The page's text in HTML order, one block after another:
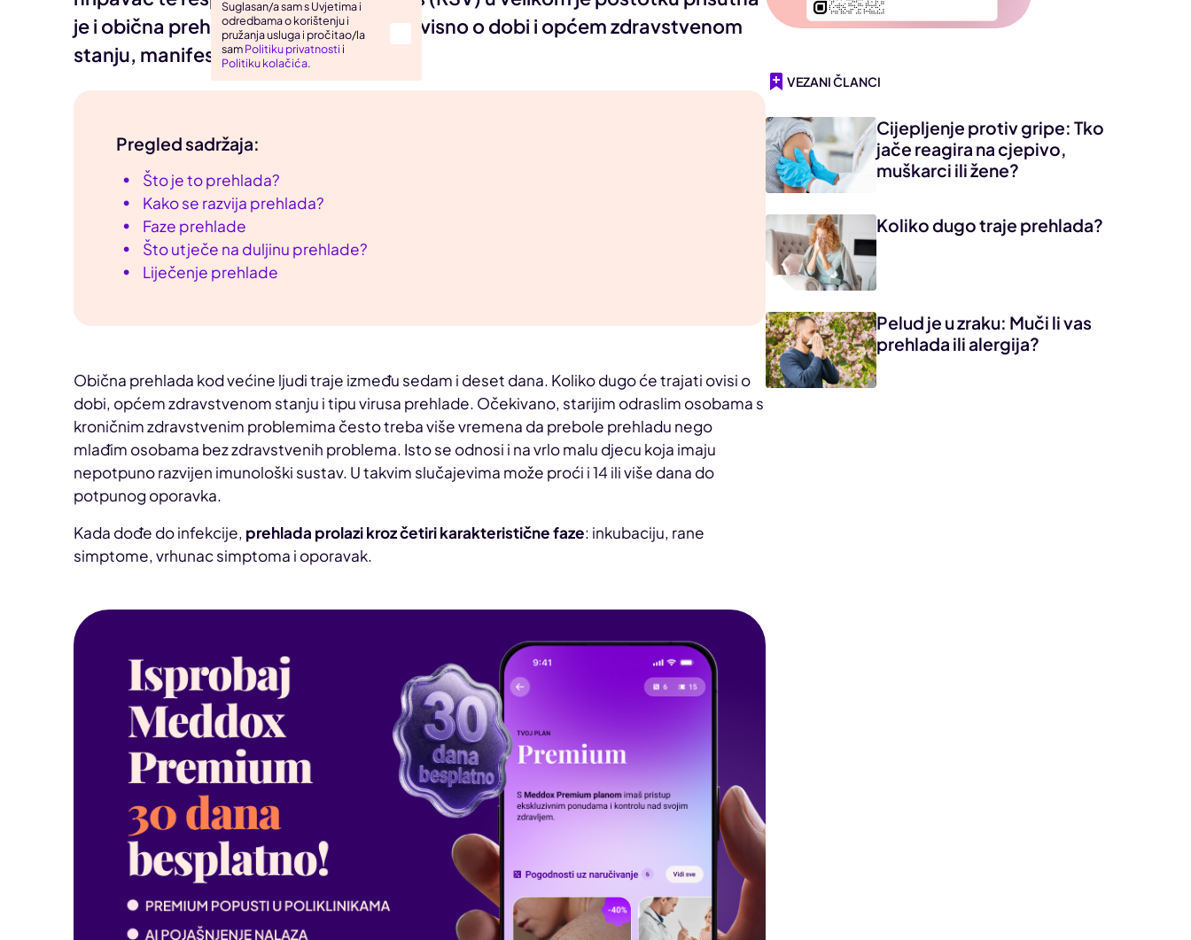
Uho, grlo, nos
Zarazne bolesti
Suglasan/a sam s Uvjetima i
odredbama o korištenju i
pružanja usluga i pročitao/la
samPolitiku privatnosti i
Politiku kolačića.
je i obična prehlada koja se kod ljudi, ovisno o dobi i općem zdravstvenom
stanju, manifestira na različite načine.
Pregled sadržaja:
Što je to prehlada?
Kako se razvija prehlada?
Faze prehlade
Što utječe na duljinu prehlade?
Liječenje prehlade
Obična prehlada kod većine ljudi traje između sedam i deset dana. Koliko dugo će trajati ovisi o
dobi, općem zdravstvenom stanju i tipu virusa prehlade. Očekivano, starijim odraslim osobama s
kroničnim zdravstvenim problemima često treba više vremena da prebole prehladu nego
mlađim osobama bez zdravstvenih problema. Isto se odnosi i na vrlo malu djecu koja imaju
nepotpuno razvijen imunološki sustav. U takvim slučajevima može proći i 14 ili više dana do
potpunog oporavka.
Kada dođe do infekcije, prehlada prolazi kroz četiri karakteristične faze: inkubaciju, rane
simptome, vrhunac simptoma i oporavak.
VEZANI ČLANCI
Cijepljenje protiv gripe: Tko
jače reagira na cjepivo,
muškarci ili žene?
Koliko dugo traje prehlada?
Pelud je u zraku: Muči li vas
prehlada ili alergija?